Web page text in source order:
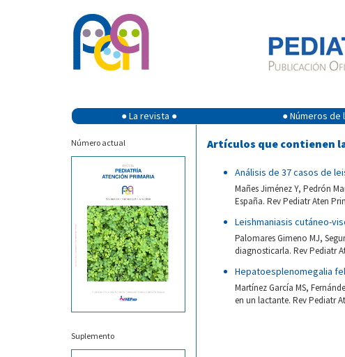
● La revista ● ● Números de
Número actual
Suplemento
Artículos que contienen
Análisis de 37 casos de
Mañes Jiménez Y, Pedrón
España. Rev Pediatr Aten
Leishmaniasis cutáneo-
Palomares Gimeno MJ,
diagnosticarla. Rev Pediatr
Hepatoesplenomegalia
Martínez García MS,
en un lactante. Rev Pediatr